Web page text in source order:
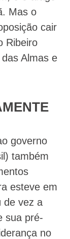
Mas o
cair
Ribeiro
Almas e
governo
também
esteve em
de vez a
sua pré-
no